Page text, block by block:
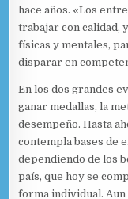
hace años. «Los
trabajar con calidad,
físicas y mentales,
disparar en
En los dos grandes
ganar medallas, la
desempeño. Hasta
contempla bases de
dependiendo de los
país, que hoy se
forma individual. Aun